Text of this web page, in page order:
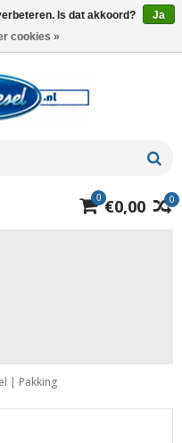
0
0 €0,00
| Pakking
Is dat akkoord?
Ja
cookies »